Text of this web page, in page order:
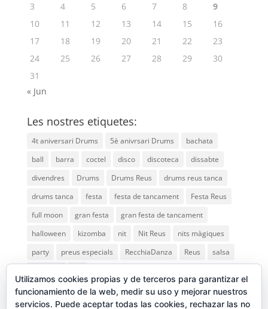
3
4 5 6 7 8
9
10
11 12 13 14 15
16
17
18 19 20 21 22
23
24
25 26 27 28 29
30
31
« Jun
Les nostres etiquetes:
4t aniversari Drums 5è anivrsari Drums
bachata
ball
barra coctel disco discoteca
dissabte
divendres
Drums Drums Reus
drums reus tanca
drums tanca
festa festa de tancament
Festa Reus
full moon
gran festa
gran festa de tancament
halloween
kizomba nit Nit Reus
nits màgiques
party
preus especials RecchiaDanza Reus
salsa
Utilizamos cookies propias y de terceros para garantizar el
funcionamiento de la web, medir su uso y mejorar nuestros
servicios. Puede aceptar todas las cookies, rechazar las no